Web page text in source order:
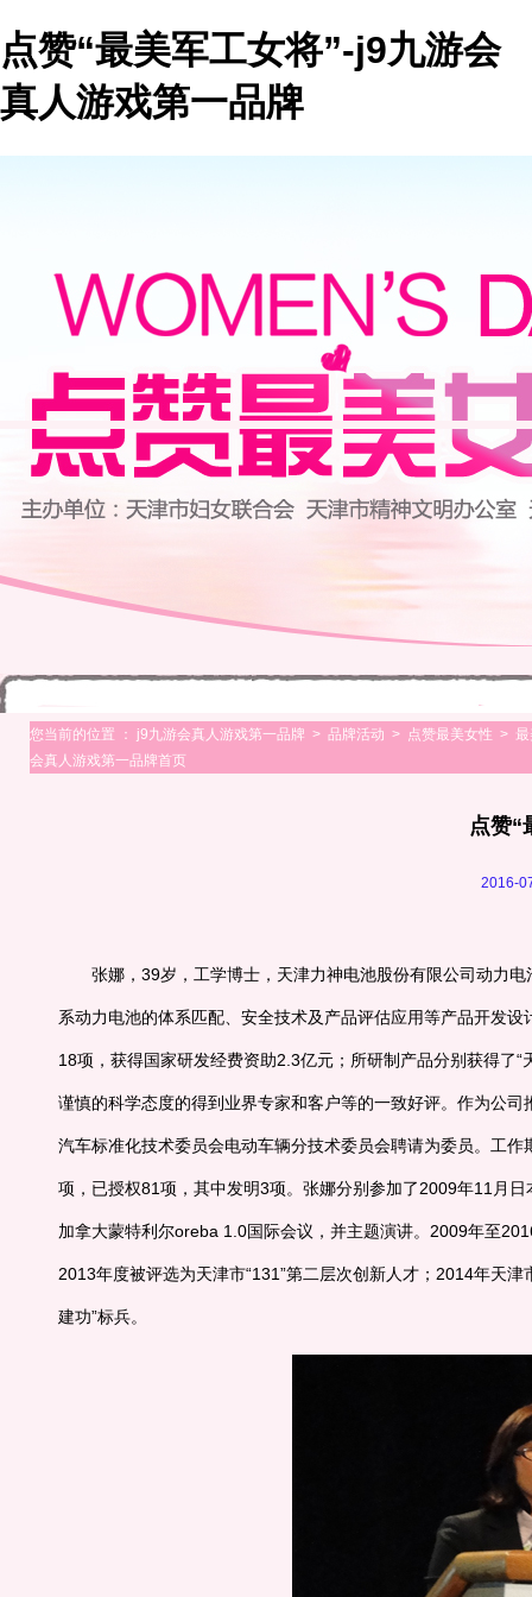
点赞“最美军工女将”-j9九游会
真人游戏第一品牌
您当前的位置 ： j9九游会真人游戏第一品牌 > 品牌活动 > 点赞最美女性 >
会真人游戏第一品牌首页
点赞“
2016-
张娜，39岁，工学博士，天津力神电池股份有限公司动力电
系动力电池的体系匹配、安全技术及产品评估应用等产品开发
18项，获得国家研发经费资助2.3亿元；所研制产品分别获得了
谨慎的科学态度的得到业界专家和客户等的一致好评。作为公
汽车标准化技术委员会电动车辆分技术委员会聘请为委员。工
项，已授权81项，其中发明3项。张娜分别参加了2009年11月
加拿大蒙特利尔oreba 1.0国际会议，并主题演讲。2009年至
2013年度被评选为天津市“131”第二层次创新人才；2014年天
建功”标兵。